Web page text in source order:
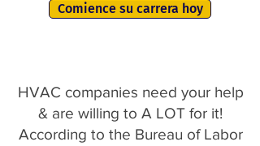
Comience su carrera hoy
HVAC companies need your help
& are willing to A LOT for it!
According to the Bureau of Labor